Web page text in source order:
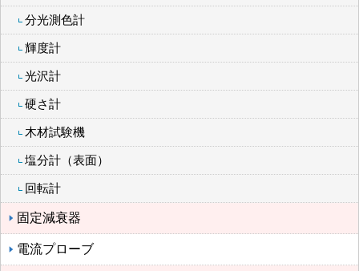
分光測色計
輝度計
光沢計
硬さ計
木材試験機
塩分計（表面）
回転計
固定減衰器
電流プローブ